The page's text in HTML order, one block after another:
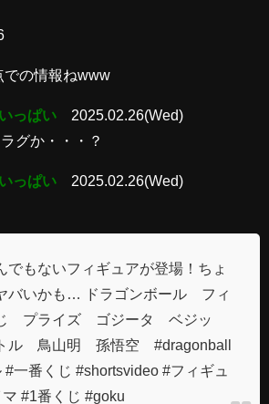
での情報ねwww
っぱい
2025.02.26(Wed)
グか・・・？
っぱい
2025.02.26(Wed)
でもないフィギュアが登場！ちょ
バいかも… ドラゴンボール フィ
プライズ ゴジータ ベジッ
ル 鳥山明 孫悟空 #dragonball
一番くじ #shortsvideo #フィギュ
#1番くじ #goku